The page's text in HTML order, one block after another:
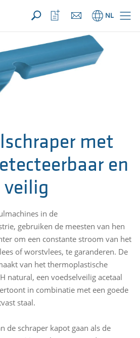
({{productCount}} Produkten)OPEN
NL
Bekijk
favorietenlijst
met
en
veilig
in de
gebruiken de meesten van hen
om een constante stroom van het
of worstvlees, te garanderen. De
van het thermoplastische
natural, een voedselveilig acetaal
in combinatie met een goede
staal.
de schraper kapot gaan als de